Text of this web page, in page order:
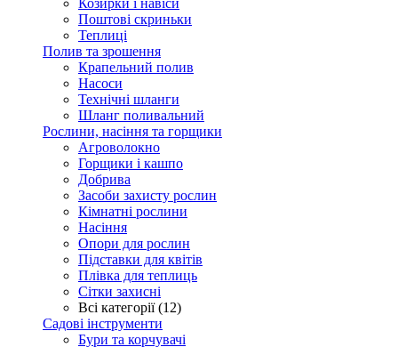
Козирки і навіси
Поштові скриньки
Теплиці
Полив та зрошення
Крапельний полив
Насоси
Технічні шланги
Шланг поливальний
Рослини, насіння та горщики
Агроволокно
Горщики і кашпо
Добрива
Засоби захисту рослин
Кімнатні рослини
Насіння
Опори для рослин
Підставки для квітів
Плівка для теплиць
Сітки захисні
Всі категорії (12)
Садові інструменти
Бури та корчувачі